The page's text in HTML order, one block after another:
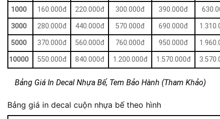
1000 160.000đ 220.000đ 300.000đ 390.000đ
3000
280.000đ 440.000đ 570.000đ 690.000đ
5000
370.000đ 560.000đ 760.000đ 950.000đ
10000
550.000đ 840.000đ 1.200.000đ 1.570.000đ
Bảng Giá In Decal Nhựa Bế, Tem Bảo Hành (Tham Khảo)
Bảng giá in decal cuộn nhựa bế theo hình